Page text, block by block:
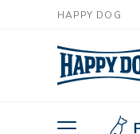
HAPPY DOG